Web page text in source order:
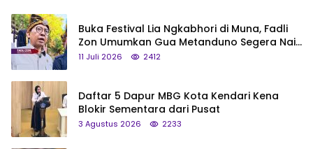
Buka Festival Lia Ngkabhori di Muna, Fadli
Zon Umumkan Gua Metanduno Segera Naik
Status Jadi Cagar Budaya Nasional
11 Juli 2026 2412
Daftar 5 Dapur MBG Kota Kendari Kena
Blokir Sementara dari Pusat
3 Agustus 2026 2233